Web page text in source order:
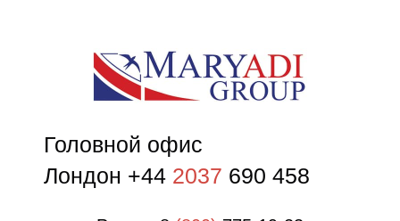
Головной офис
Лондон +44 2037 690 458